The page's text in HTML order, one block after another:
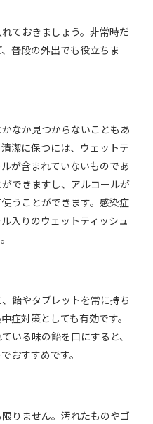
ておきましょう。非常時だ
普段の外出でも役立ちま
なか見つからないこともあ
潔に保つには、ウェットテ
が含まれていないものであ
できますし、アルコールが
うことができます。感染症
入りのウェットティッシュ
飴やタブレットを常に持ち
症対策としても有効です。
いる味の飴を口にすると、
おすすめです。
りません。汚れたものやゴ